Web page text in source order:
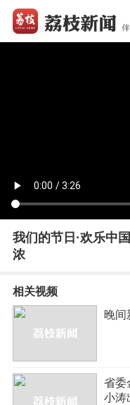
我们的节日·欢乐中
浓
相关视频
晚间
省委
小涛